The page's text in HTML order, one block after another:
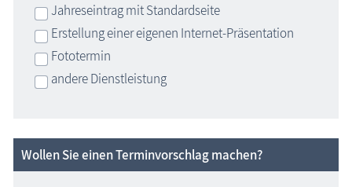
Jahreseintrag mit Standardseite
Erstellung einer eigenen Internet-Präsentation
Fototermin
andere Dienstleistung
Wollen Sie einen Terminvorschlag machen?